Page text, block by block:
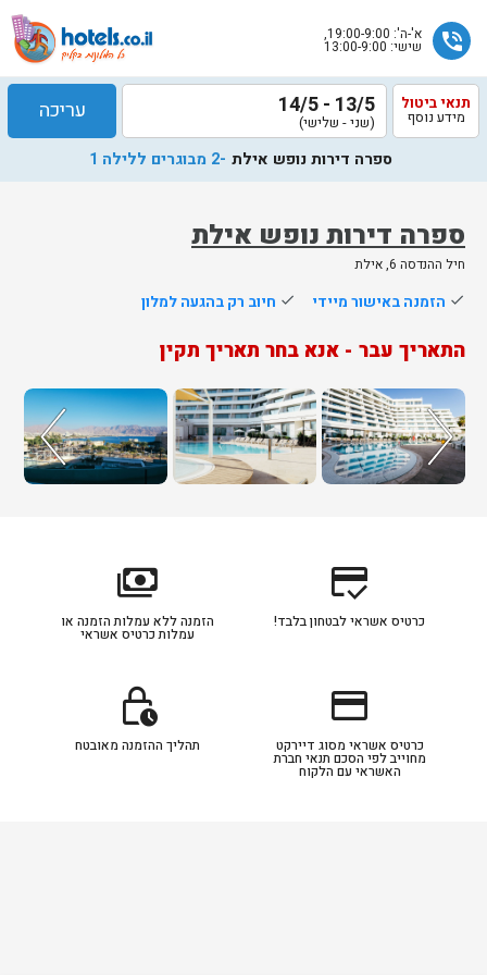
phone_in_talk א'-ה': 19:00-9:00,
שישי: 13:00-9:00
ספרה דירות נופש אילת
חיל ההנדסה 6, אילת
תנאי ביטול
מידע נוסף 13/5 - 14/5
(שני - שלישי) עריכה
ספרה דירות נופש אילת -2 מבוגרים ללילה 1
done הזמנה באישור מיידי done חיוב רק בהגעה למלון
התאריך עבר - אנא בחר תאריך תקין
שלח
הוטלס
אליך
בשעות
הפעילות
credit_score
כרטיס אשראי לבטחון בלבד!
payments
הזמנה ללא עמלות הזמנה או
עמלות כרטיס אשראי
credit_card
כרטיס אשראי מסוג דיירקט
מחוייב לפי הסכם תנאי חברת
האשראי עם הלקוח
lock_clock
תהליך ההזמנה מאובטח